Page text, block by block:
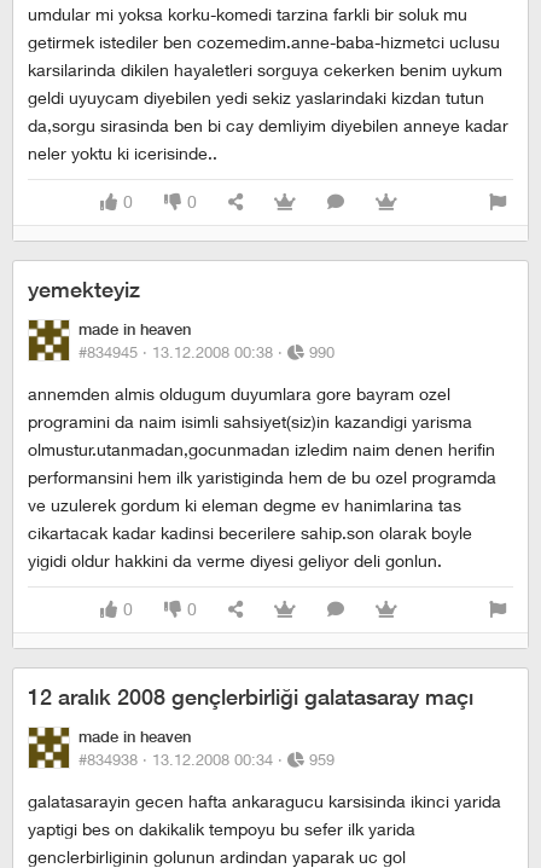
umdular mi yoksa korku-komedi tarzina farkli bir soluk mu
getirmek istediler ben cozemedim.anne-baba-hizmetci uclusu
karsilarinda dikilen hayaletleri sorguya cekerken benim uykum
geldi uyuycam diyebilen yedi sekiz yaslarindaki kizdan tutun
da,sorgu sirasinda ben bi cay demliyim diyebilen anneye kadar
neler yoktu ki icerisinde..
0 0
yemekteyiz
made in heaven
#834945 · 13.12.2008 00:38 · 990
annemden almis oldugum duyumlara gore bayram ozel
programini da naim isimli sahsiyet(siz)in kazandigi yarisma
olmustur.utanmadan,gocunmadan izledim naim denen herifin
performansini hem ilk yaristiginda hem de bu ozel programda
ve uzulerek gordum ki eleman degme ev hanimlarina tas
cikartacak kadar kadinsi becerilere sahip.son olarak boyle
yigidi oldur hakkini da verme diyesi geliyor deli gonlun.
0 0
12 aralık 2008 gençlerbirliği galatasaray maçı
made in heaven
#834938 · 13.12.2008 00:34 · 959
galatasarayin gecen hafta ankaragucu karsisinda ikinci yarida
yaptigi bes on dakikalik tempoyu bu sefer ilk yarida
genclerbirliginin golunun ardindan yaparak uc gol